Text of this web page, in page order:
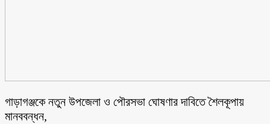
গাড়াগঞ্জকে নতুন উপজেলা ও পৌরসভা ঘোষণার দাবিতে শৈলকূপায়
মানববন্ধন,